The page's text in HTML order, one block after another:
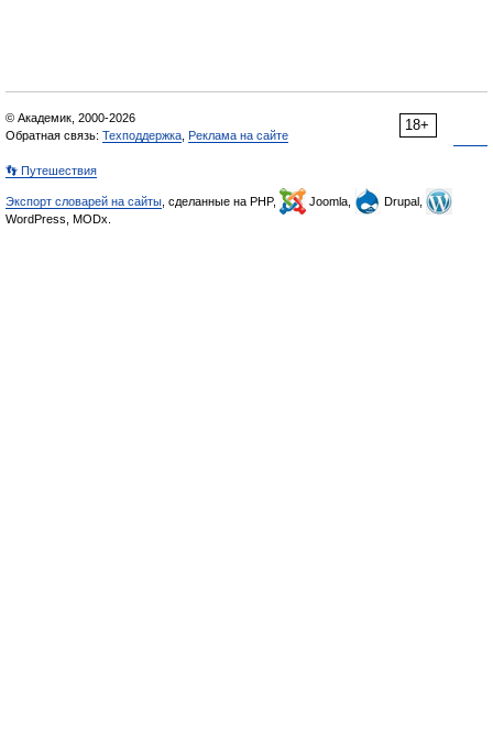
18+
© Академик, 2000-2026
Обратная связь: Техподдержка Реклама на сайте
👣 Путешествия
Экспорт словарей на сайты , сделанные на PHP, Joomla,
Drupal,
WordPress, MODx.